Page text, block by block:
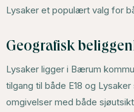
Lysaker et populært valg for
Geografisk
Lysaker ligger i Bærum
tilgang til både E18 og
omgivelser med både